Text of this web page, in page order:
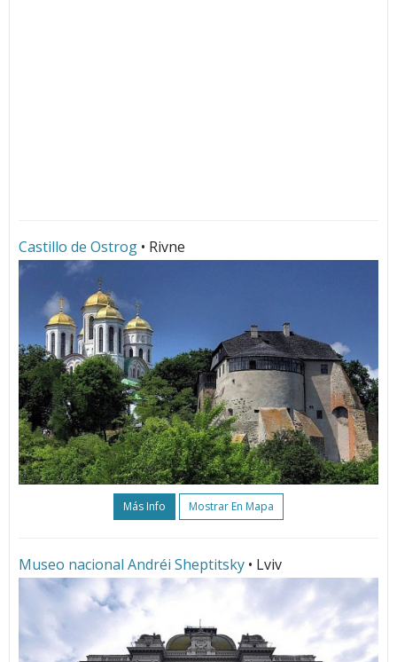
Castillo de Ostrog • Rivne
Más Info Mostrar En Mapa
Museo nacional Andréi Sheptitsky • Lviv